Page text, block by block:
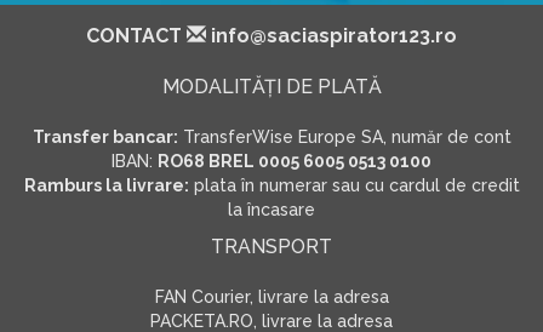
CONTACT info@saciaspirator123.ro
MODALITĂŢI DE PLATĂ
Transfer bancar: TransferWise Europe SA, număr de cont
IBAN: RO68 BREL 0005 6005 0513 0100
Ramburs la livrare: plata în numerar sau cu cardul de credit
la încasare
TRANSPORT
FAN Courier, livrare la adresa
PACKETA.RO, livrare la adresa